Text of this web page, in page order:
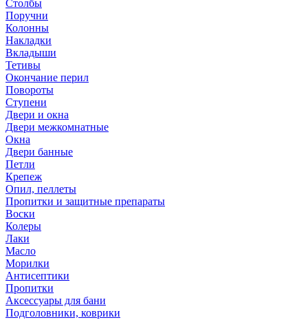
Столбы
Поручни
Колонны
Накладки
Вкладыши
Тетивы
Окончание перил
Повороты
Ступени
Двери и окна
Двери межкомнатные
Окна
Двери банные
Петли
Крепеж
Опил, пеллеты
Пропитки и защитные препараты
Воски
Колеры
Лаки
Масло
Морилки
Антисептики
Пропитки
Аксессуары для бани
Подголовники, коврики